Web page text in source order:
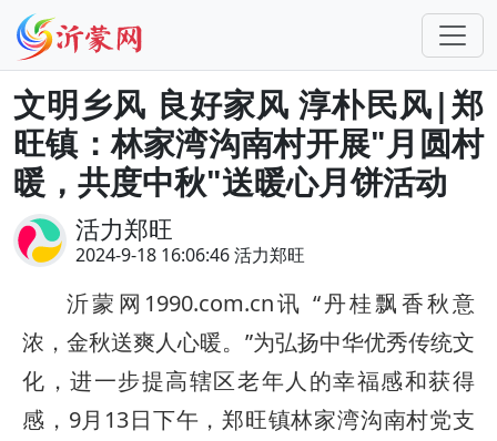
文明乡风 良好家风 淳朴民风|郑
旺镇：林家湾沟南村开展"月圆村
暖，共度中秋"送暖心月饼活动
活力郑旺
2024-9-18 16:06:46 活力郑旺
沂蒙网1990.com.cn讯 “丹桂飘香秋意
浓，金秋送爽人心暖。”为弘扬中华优秀传统文
化，进一步提高辖区老年人的幸福感和获得
感，9月13日下午，郑旺镇林家湾沟南村党支